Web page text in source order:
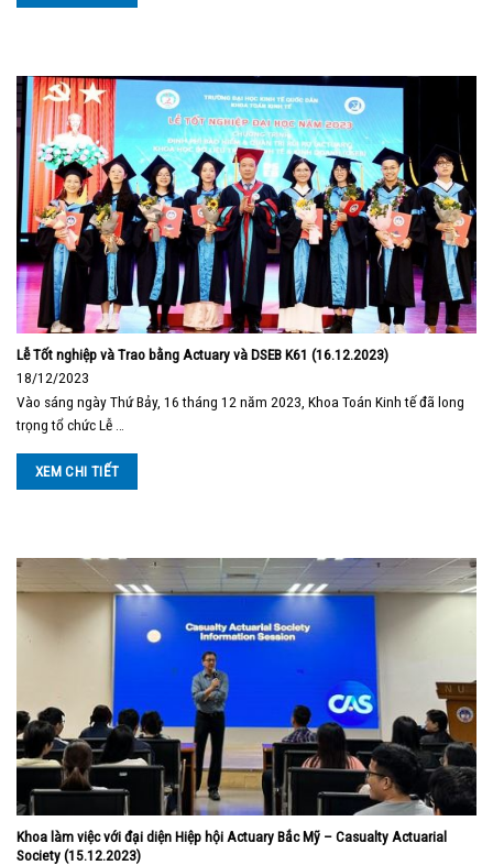
Lễ Tốt nghiệp và Trao bằng Actuary và DSEB K61 (16.12.2023)
18/12/2023
Vào sáng ngày Thứ Bảy, 16 tháng 12 năm 2023, Khoa Toán Kinh tế đã long
trọng tổ chức Lễ …
XEM CHI TIẾT
Khoa làm việc với đại diện Hiệp hội Actuary Bắc Mỹ – Casualty Actuarial
Society (15.12.2023)